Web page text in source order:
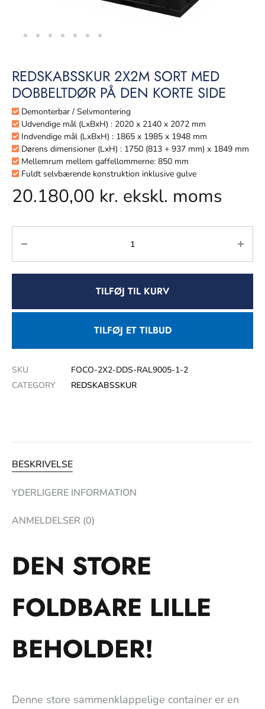
REDSKABSSKUR 2X2M SORT MED
DOBBELTDØR PÅ DEN KORTE SIDE
Demonterbar / Selvmontering
Udvendige mål (LxBxH) : 2020 x 2140 x 2072 mm
Indvendige mål (LxBxH) : 1865 x 1985 x 1948 mm
Dørens dimensioner (LxH) : 1750 (813 + 937 mm) x 1849 mm
Mellemrum mellem gaffellommerne: 850 mm
Fuldt selvbærende konstruktion inklusive gulve
20.180,00 kr. ekskl. moms
TILFØJ TIL KURV
TILFØJ ET TILBUD
SKU
FOCO-2X2-DDS-RAL9005-1-2
CATEGORY
REDSKABSSKUR
BESKRIVELSE
YDERLIGERE INFORMATION
ANMELDELSER (0)
DEN STORE
FOLDBARE LILLE
BEHOLDER!
Denne store sammenklappelige container er en